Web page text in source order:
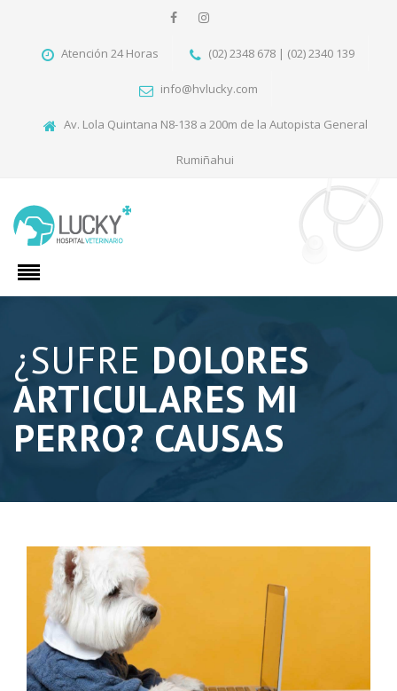
Atención 24 Horas (02) 2348 678 | (02) 2340 139
info@hvlucky.com
Av. Lola Quintana N8-138 a 200m de la Autopista General
Rumiñahui
¿SUFRE DOLORES
ARTICULARES MI
PERRO? CAUSAS